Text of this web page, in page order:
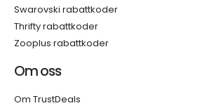
Swarovski rabattkoder
Thrifty rabattkoder
Zooplus rabattkoder
Om oss
Om TrustDeals